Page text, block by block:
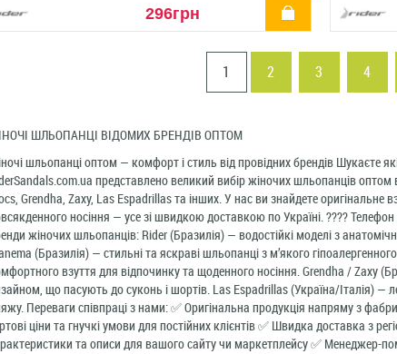
296грн
1 2 3 4
ШЛЬОПАНЦІ ВІДОМИХ БРЕНДІВ ОПТОМ
шльопанці оптом — комфорт і стиль від провідних брендів Шукаєте
представлено великий вибір жіночих шльопанців оптом
Grendha, Zaxy, Las Espadrillas та інших. У нас ви знайдете оригінальне
носіння — усе зі швидкою доставкою по Україні. ????
жіночих шльопанців: Rider (Бразилія) — водостійкі моделі з
(Бразилія) — стильні та яскраві шльопанці з м’якого
взуття для відпочинку та щоденного носіння. Grendha / Zaxy
що пасують до суконь і шортів. Las Espadrillas (Україна/Італія) —
Переваги співпраці з нами: ✅ Оригінальна продукція напряму з
ціни та гнучкі умови для постійних клієнтів ✅ Швидка доставка з
та описи для вашого сайту чи маркетплейсу ✅ Менеджер-